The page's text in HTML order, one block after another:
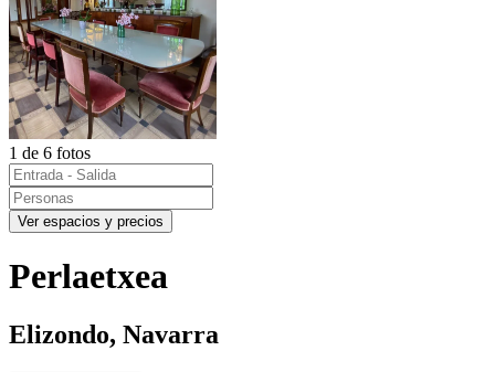
1 de 6 fotos
Ver espacios y precios
Perlaetxea
Elizondo, Navarra